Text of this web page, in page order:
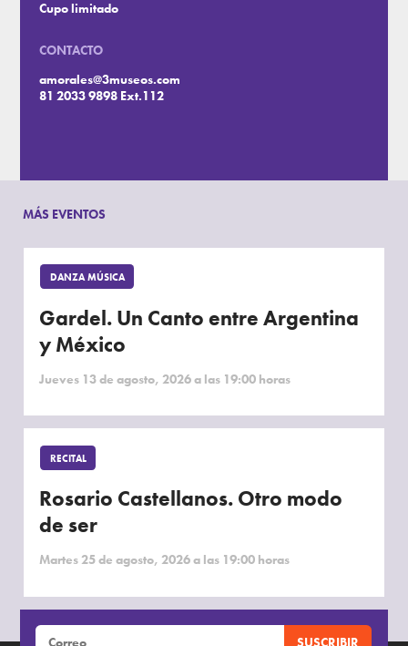
Cupo limitado
CONTACTO
amorales@3museos.com
81 2033 9898 Ext.112
MÁS EVENTOS
DANZA MÚSICA
Gardel. Un Canto entre Argentina
y México
Jueves 13 de agosto, 2026 a las 19:00 horas
RECITAL
Rosario Castellanos. Otro modo
de ser
Martes 25 de agosto, 2026 a las 19:00 horas